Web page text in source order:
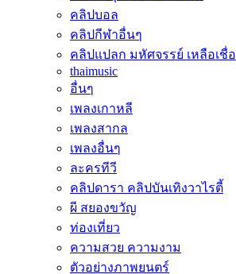
คลิปบอล
คลิปกีฬาอื่นๆ
คลิปแปลก มหัศจรรย์ เหลือเชื่อ
thaimusic
อื่นๆ
เพลงเกาหลี
เพลงสากล
เพลงอื่นๆ
ละครทีวี
คลิปดารา คลิปบันเทิงวาไรตี้
ผี สยองขวัญ
ท่องเที่ยว
ความสวย ความงาม
ตัวอย่างภาพยนตร์